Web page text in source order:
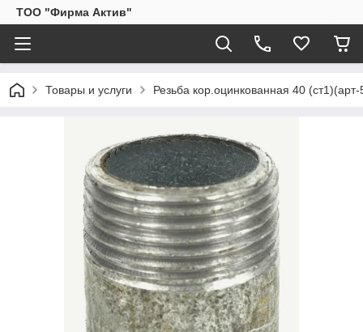
ТОО "Фирма Актив"
Товары и услуги Резьба кор.оцинкованная 40